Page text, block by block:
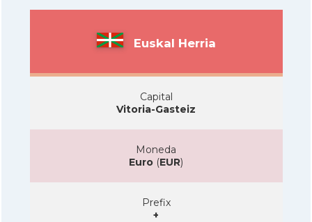
Euskal Herria
Capital
Vitoria-Gasteiz
Moneda
Euro (EUR)
Prefix
+